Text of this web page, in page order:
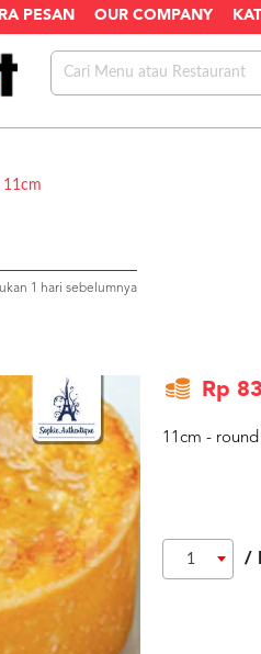
PESAN OUR COMPANY
11cm
1 hari sebelumnya
Rp
11cm - round
1 /